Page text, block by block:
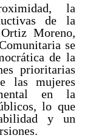
la
de la
Moreno,
se
de la
prioritarias
las mujeres
en la
lo que
y un